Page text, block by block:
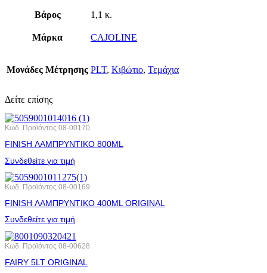
Βάρος 1,1 κ.
Μάρκα CAJOLINE
Μονάδες Μέτρησης PLT, Κιβώτιο, Τεμάχια
Δείτε επίσης
Κωδ. Προϊόντος 08-00170
FINISH ΛΑΜΠΡΥΝΤΙΚΟ 800ML
Συνδεθείτε για τιμή
Κωδ. Προϊόντος 08-00169
FINISH ΛΑΜΠΡΥΝΤΙΚΟ 400ML ORIGINAL
Συνδεθείτε για τιμή
Κωδ. Προϊόντος 08-00628
FAIRY 5LT ORIGINAL